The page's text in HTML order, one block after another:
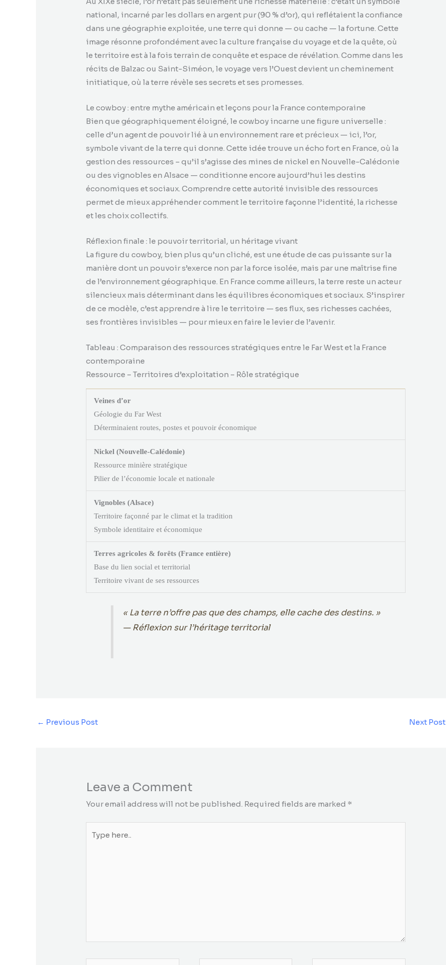
national, incarné par les dollars en argent pur (90 % d’or), qui reflétaient la confiance
dans une géographie exploitée, une terre qui donne — ou cache — la fortune. Cette
image résonne profondément avec la culture française du voyage et de la quête, où
le territoire est à la fois terrain de conquête et espace de révélation. Comme dans les
récits de Balzac ou Saint-Siméon, le voyage vers l’Ouest devient un cheminement
initiatique, où la terre révèle ses secrets et ses promesses.
Le cowboy : entre mythe américain et leçons pour la France contemporaine
Bien que géographiquement éloigné, le cowboy incarne une figure universelle :
celle d’un agent de pouvoir lié à un environnement rare et précieux — ici, l’or,
symbole vivant de la terre qui donne. Cette idée trouve un écho fort en France, où la
gestion des ressources – qu’il s’agisse des mines de nickel en Nouvelle-Calédonie
ou des vignobles en Alsace — conditionne encore aujourd’hui les destins
économiques et sociaux. Comprendre cette autorité invisible des ressources
permet de mieux appréhender comment le territoire façonne l’identité, la richesse
et les choix collectifs.
Réflexion finale : le pouvoir territorial, un héritage vivant
La figure du cowboy, bien plus qu’un cliché, est une étude de cas puissante sur la
manière dont un pouvoir s’exerce non par la force isolée, mais par une maîtrise fine
de l’environnement géographique. En France comme ailleurs, la terre reste un acteur
silencieux mais déterminant dans les équilibres économiques et sociaux. S’inspirer
de ce modèle, c’est apprendre à lire le territoire — ses flux, ses richesses cachées,
ses frontières invisibles — pour mieux en faire le levier de l’avenir.
Tableau : Comparaison des ressources stratégiques entre le Far West et la France
contemporaine
Ressource – Territoires d’exploitation – Rôle stratégique
Veines d’or
Géologie du Far West
Déterminaient routes, postes et pouvoir économique
Nickel (Nouvelle-Calédonie)
Ressource minière stratégique
Pilier de l’économie locale et nationale
Vignobles (Alsace)
Territoire façonné par le climat et la tradition
Symbole identitaire et économique
Terres agricoles & forêts (France entière)
Base du lien social et territorial
Territoire vivant de ses ressources
« La terre n’offre pas que des champs, elle cache des destins. »
— Réflexion sur l’héritage territorial
← Previous Post Next Post
Leave a Comment
Your email address will not be published. Required fields are marked *
here..